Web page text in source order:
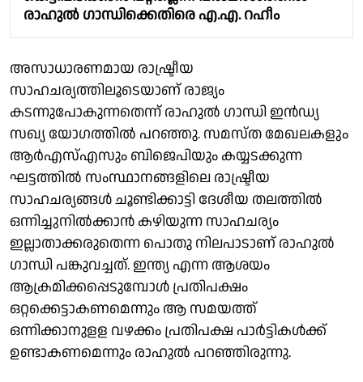
രാഹുൽ ഗാന്ധിക്കെതിരെ എ.എ. റഹീം
അസാധാരണമായ രാഷ്ട്രീയ
സാഹചര്യത്തിലൂടെയാണ് രാജ്യം
കടന്നുപോകുന്നതെന്ന് രാഹുൽ ഗാന്ധി ഇൻഡ്യ
സഖ്യ യോഗത്തിൽ പറഞ്ഞു. സമസ്ത മേഖലകളും
ആർഎസ്എസും ബിജെപിയും കയ്യടക്കുന്ന
ഘട്ടത്തിൽ സംസ്ഥാനങ്ങളിലെ രാഷ്ട്രീയ
സാഹചര്യങ്ങൾ ചൂണ്ടിക്കാട്ടി ദേശീയ തലത്തിൽ
ഒന്നിച്ചുനിൽക്കാൻ കഴിയുന്ന സാഹചര്യം
ഇല്ലാതാക്കരുതെന്ന പൊതു നിലപാടാണ് രാഹുൽ ​
ഗാന്ധി പങ്കുവച്ചത്. ഇന്ത്യ എന്ന ആശയം
ആക്രമിക്കപ്പെടുമ്പോൾ പ്രതിപക്ഷം
ഒറ്റക്കെട്ടാകണമെന്നും ആ സമയത്ത്
ഒന്നിക്കാനുളള വഴക്കം പ്രതിപക്ഷ പാർട്ടികൾക്ക്
ഉണ്ടാകണമെന്നും രാഹുൽ പറഞ്ഞിരുന്നു.